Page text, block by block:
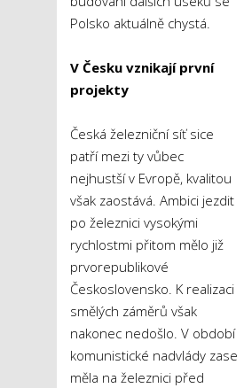
Polsko aktuálně chystá.
V Česku vznikají první
projekty
Česká železniční síť sice
patří mezi ty vůbec
nejhustší v Evropě, kvalitou
však zaostává. Ambici jezdit
po železnici vysokými
rychlostmi přitom mělo již
prvorepublikové
Československo. K realizaci
smělých záměrů však
nakonec nedošlo. V období
komunistické nadvlády zase
měla na železnici před